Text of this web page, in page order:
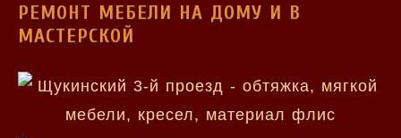
РЕМОНТ МЕБЕЛИ НА ДОМУ И В
МАСТЕРСКОЙ